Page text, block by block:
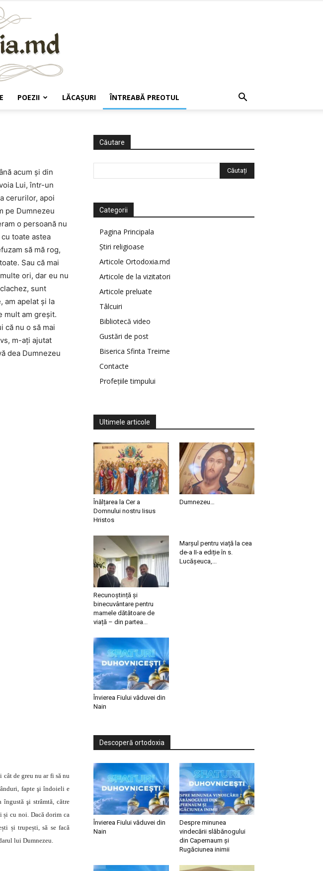
POEZII LĂCAŞURI ÎNTREABĂ PREOTUL
acum şi din
Lui, într-un
cerurilor, apoi
pe Dumnezeu
o persoană nu
toate astea
să mă rog,
Sau că mai
ori, dar eu nu
sunt
am apelat şi la
mult am greşit.
că nu o să mai
m-aţi ajutat
dea Dumnezeu
cât de greu nu ar fi să nu
fapte şi îndoieli e
şi strâmtă, către
și cu noi. Dacă dorim ca
și trupești, să se facă
lui Dumnezeu.
Căutare
Categorii
Pagina Principala
Știri religioase
Articole Ortodoxia.md
Articole de la vizitatori
Articole preluate
Tâlcuiri
Bibliotecă video
Gustări de post
Biserica Sfinta Treime
Contacte
Profețiile timpului
Ultimele articole
Înălțarea la Cer a
Domnului nostru Iisus
Hristos
Dumnezeu…
Recunoștință și
binecuvântare pentru
mamele dătătoare de
viață – din partea...
Marșul pentru viață la cea
de-a II-a ediție în s.
Lucășeuca,...
Învierea Fiului văduvei din
Nain
Descoperă ortodoxia
Învierea Fiului văduvei din
Nain
Despre minunea
vindecării slăbănogului
din Capernaum și
Rugăciunea inimii